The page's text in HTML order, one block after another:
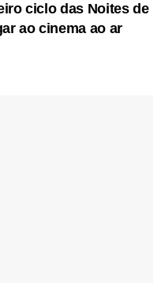
ciclo das Noites de
ao cinema ao ar